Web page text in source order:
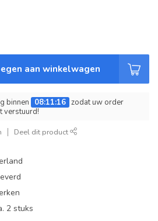
aan winkelwagen
binnen 08:11:16 zodat uw order
verstuurd!
Deel dit product
2 stuks